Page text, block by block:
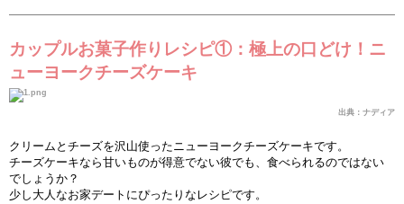
カップルお菓子作りレシピ①：極上の口どけ！ニ
ューヨークチーズケーキ
出典：ナディア
クリ ームとチーズを沢 山使ったニュ ー ヨ ークチーズケーキです。
チーズケーキなら甘いものが得意でない彼でも、食べられるのではない
でしょうか？
少し大人なお家デー トにぴったりなレシピです。